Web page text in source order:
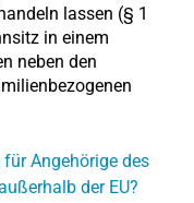
lassen (§ 1
in einem
neben den
Angehörige des
der EU?